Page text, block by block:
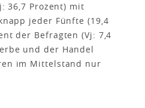
36,7 Prozent) mit
jeder Fünfte (19,4
der Befragten (Vj: 7,4
und der Handel
im Mittelstand nur